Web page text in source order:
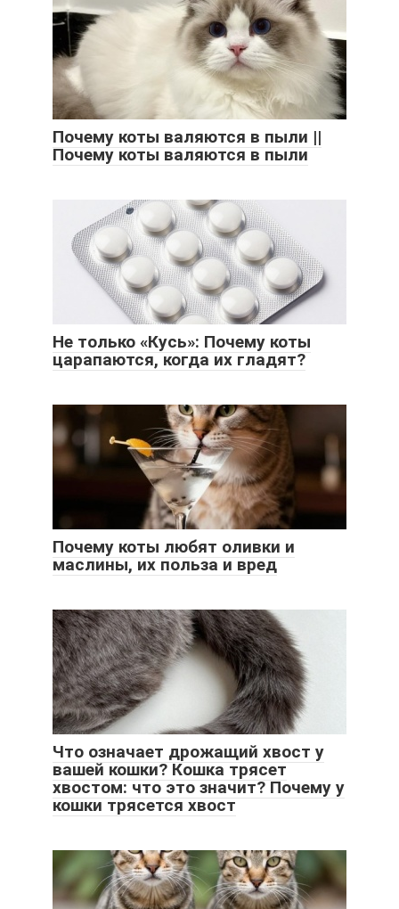
Почему коты валяются в пыли ||
Почему коты валяются в пыли
Не только «Кусь»: Почему коты
царапаются, когда их гладят?
Почему коты любят оливки и
маслины, их польза и вред
Что означает дрожащий хвост у
вашей кошки? Кошка трясет
хвостом: что это значит? Почему у
кошки трясется хвост